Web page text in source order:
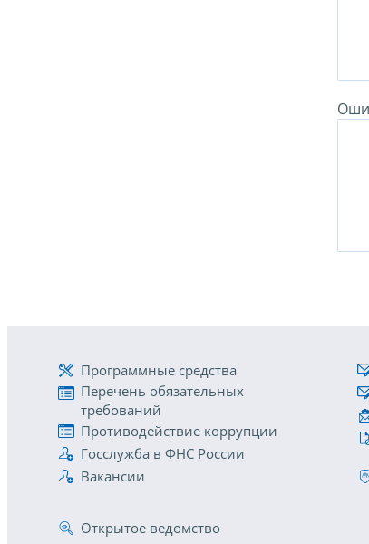
Программные средства
Перечень обязательных
требований
Противодействие коррупции
Госслужба в ФНС России
Вакансии
Открытое ведомство